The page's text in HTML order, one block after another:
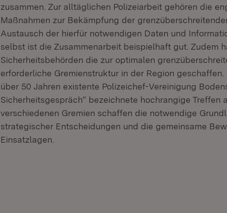
zusammen. Zur alltäglichen Polizeiarbeit gehören die
Maßnahmen zur Bekämpfung der
Austausch der hierfür notwendigen Daten und
selbst ist die Zusammenarbeit beispielhaft gut. Zudem
Sicherheitsbehörden die zur optimalen
erforderliche Gremienstruktur in der Region
über 50 Jahren existente Polizeichef-Vereinigung
Sicherheitsgespräch“ bezeichnete hochrangige Treffen
verschiedenen Gremien schaffen die notwendige
strategischer Entscheidungen und die gemeinsame
Einsatzlagen.